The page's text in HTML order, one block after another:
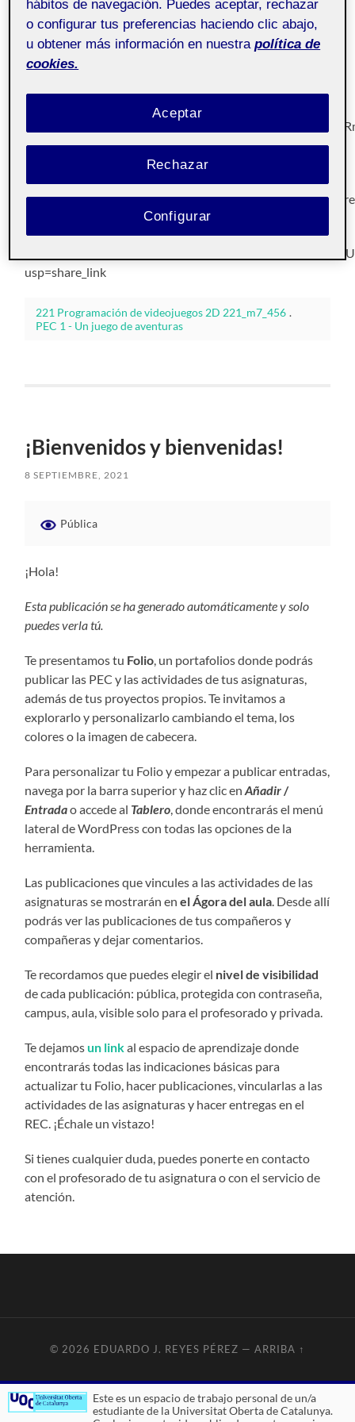
Programación de
videojuegos 2D
Pública
https://drive.google.com/file/d/
usp=share_link
Link a Gitlab:
https://gitlab.com/eduardojosereyesperez/
Link a los archivos:
https://drive.google.com/file/d/
usp=share_link
221 Programación de videojuegos 2D 221_m7_456 .
PEC 1 - Un juego de aventuras
¡Bienvenidos y bienvenidas!
8 SEPTIEMBRE, 2021
Pública
¡Hola!
Esta publicación se ha generado automáticamente y solo
puedes verla tú.
Te presentamos tu Folio, un portafolios donde podrás
publicar las PEC y las actividades de tus asignaturas,
además de tus proyectos propios. Te invitamos a
explorarlo y personalizarlo cambiando el tema, los
colores o la imagen de cabecera.
Para personalizar tu Folio y empezar a publicar entradas,
navega por la barra superior y haz clic enAñadir /
Entradao accede al Tablero, donde encontrarás el menú
lateral de WordPress con todas las opciones de la
herramienta.
Las publicaciones que vincules a las actividades de las
asignaturas se mostrarán enel Ágora del aula. Desde allí
podrás ver las publicaciones de tus compañeros y
compañeras y dejar comentarios.
Te recordamos que puedes elegir el nivel de visibilidad
de cada publicación: pública, protegida con contraseña,
campus, aula, visible solo para el profesorado y privada.
Te dejamosun linkal espacio de aprendizajedonde
encontrarás todas las indicaciones básicas para
actualizar tu Folio, hacer publicaciones, vincularlas a las
actividades de las asignaturas y hacer entregas en el
REC. ¡Échale un vistazo!
Si tienes cualquier duda, puedes ponerte en contacto
con el profesorado de tu asignatura o con el servicio de
atención.
© 2026 EDUARDO J. REYES PÉREZ — ARRIBA ↑
Este es un espacio de trabajo personal de un/a
estudiante de la Universitat Oberta de Catalunya.
hábitos de navegación. Puedes aceptar, rechazar
o configurar tus preferencias haciendo clic abajo,
u obtener más información en nuestra política de
cookies.
Rechazar
Aceptar
Configurar